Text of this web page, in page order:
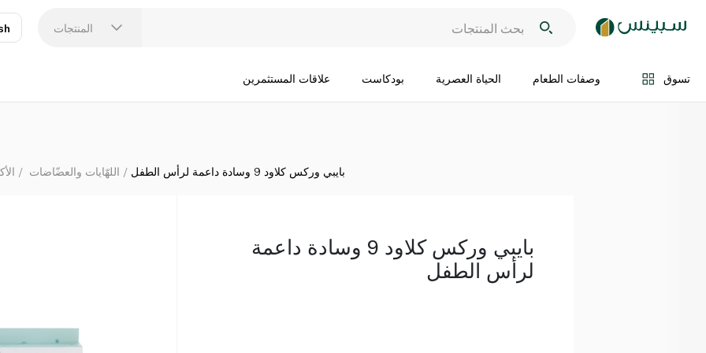
المنتجات
تسوق وصفات الطعام الحياة العصرية بودكاست علاقات المستثمرين
اضف الى السلة
اللهّايات والعضّاضات بايبي وركس كلاود 9 وسادة داعمة لرأس الطفل
بايبي وركس كلاود 9 وسادة داعمة
لرأس الطفل